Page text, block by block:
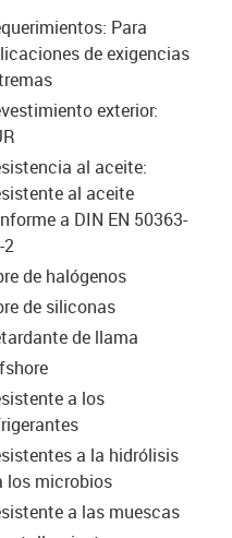
icon-lupe
Para
de exigencias
exterior:
al aceite:
al aceite
a DIN EN 50363-
2
de halógenos
de siliconas
de llama
a los
a la hidrólisis
los microbios
a las muescas